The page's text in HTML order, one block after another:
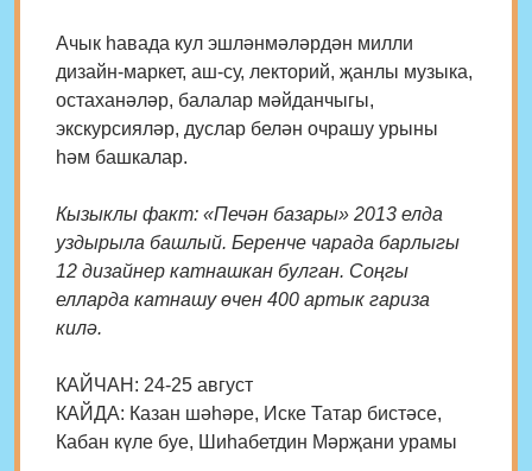
Ачык һавада кул эшләнмәләрдән милли
дизайн-маркет, аш-су, лекторий, җанлы музыка,
остаханәләр, балалар мәйданчыгы,
экскурсияләр, дуслар белән очрашу урыны
һәм башкалар.
Кызыклы факт: «Печән базары» 2013 елда
уздырыла башлый. Беренче чарада барлыгы
12 дизайнер катнашкан булган. Соңгы
елларда катнашу өчен 400 артык гариза
килә.
КАЙЧАН: 24-25 август
КАЙДА: Казан шәһәре, Иске Татар бистәсе,
Кабан күле буе, Шиһабетдин Мәрҗани урамы